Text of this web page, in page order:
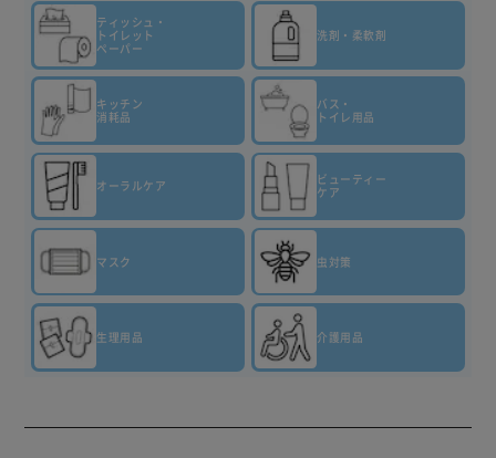
ティッシュ・
トイレット
ペーパー
洗剤・柔軟剤
キッチン
消耗品
バス・
トイレ用品
オーラルケア
ビューティー
ケア
マスク 虫対策
生理用品 介護用品